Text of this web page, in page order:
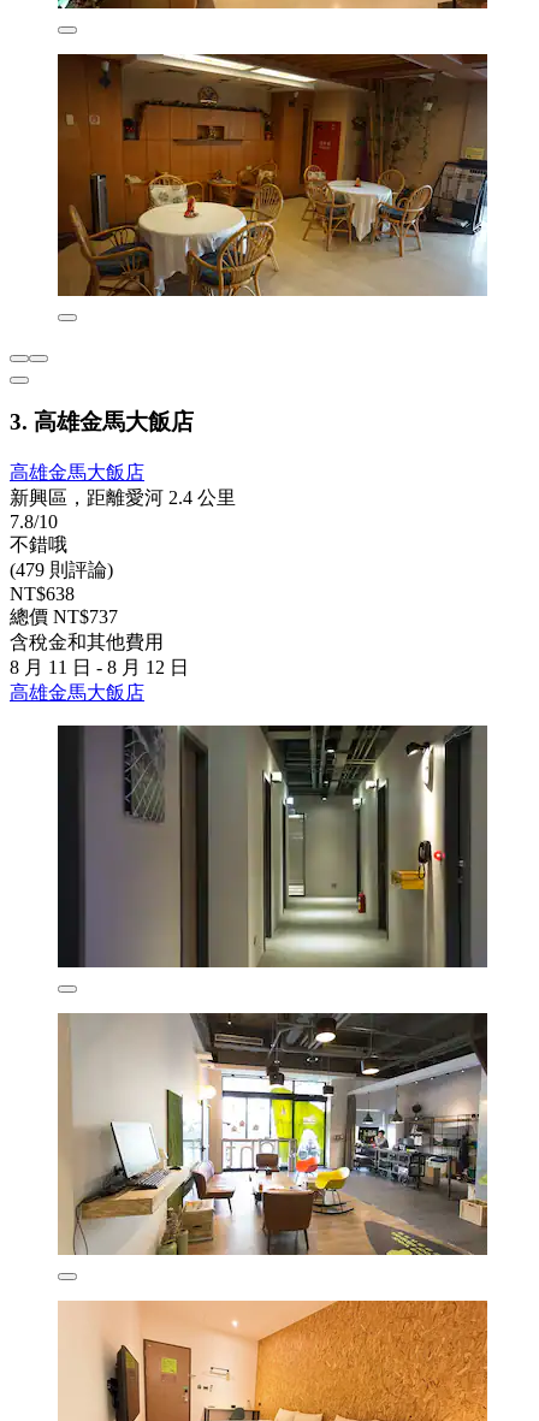
3. 高雄金馬大飯店
高雄金馬大飯店
新興區，距離愛河 2.4 公里
7.8/10
不錯哦
(479 則評論)
NT$638
總價 NT$737
含稅金和其他費用
8 月 11 日 - 8 月 12 日
高雄金馬大飯店